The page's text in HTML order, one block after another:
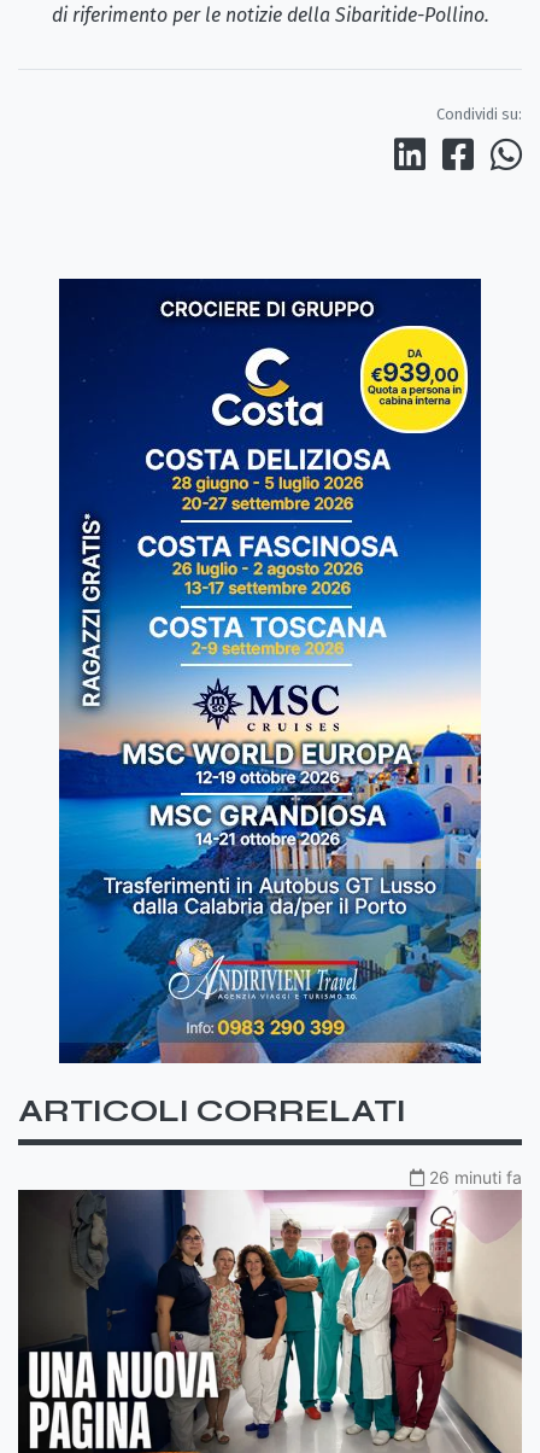
di riferimento per le notizie della Sibaritide-Pollino.
Condividi su:
ARTICOLI CORRELATI
26 minuti fa